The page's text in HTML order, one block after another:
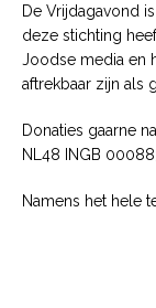
De Vrijdagavond
deze stichting
Joodse media en
aftrekbaar zijn als
Donaties gaarne
NL48 INGB
Namens het hele